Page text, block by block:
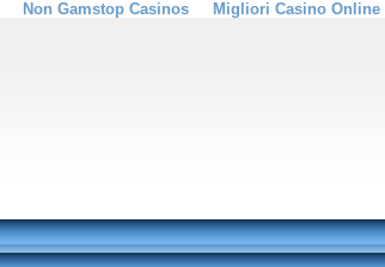
Non Gamstop Casinos Migliori Casino Online